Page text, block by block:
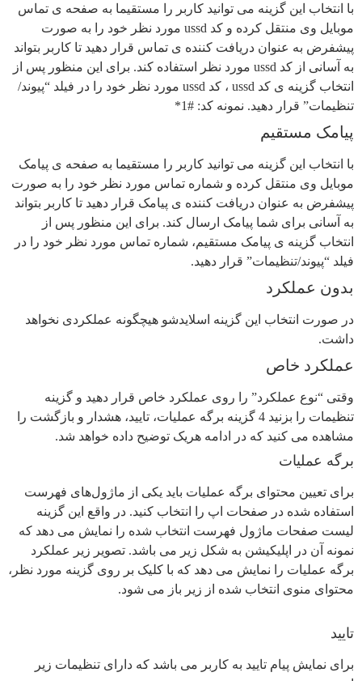
با انتخاب این گزینه می توانید کاربر را مستقیما به صفحه ی تماس
موبایل وی منتقل کرده و کد ussd مورد نظر خود را به صورت
پیشفرض به عنوان دریافت کننده ی تماس قرار دهید تا کاربر بتواند
به آسانی از کد ussd مورد نظر استفاده کند. برای این منظور پس از
انتخاب گزینه ی کد ussd ، کد ussd مورد نظر خود را در فیلد “پیوند/
تنظیمات” قرار دهید. نمونه کد: #1*
پیامک مستقیم
با انتخاب این گزینه می توانید کاربر را مستقیما به صفحه ی پیامک
موبایل وی منتقل کرده و شماره تماس مورد نظر خود را به صورت
پیشفرض به عنوان دریافت کننده ی پیامک قرار دهید تا کاربر بتواند
به آسانی برای شما پیامک ارسال کند. برای این منظور پس از
انتخاب گزینه ی پیامک مستقیم، شماره تماس مورد نظر خود را در
فیلد “پیوند/تنظیمات” قرار دهید.
بدون عملکرد
در صورت انتخاب این گزینه اسلایدشو هیچگونه عملکردی نخواهد
داشت.
عملکرد خاص
وقتی “نوع عملکرد” را روی عملکرد خاص قرار دهید و گزینه
تنظیمات را بزنید 4 گزینه برگه عملیات، تایید، هشدار و بازگشت را
مشاهده می کنید که در ادامه هریک توضیح داده خواهد شد.
برگه عملیات
برای تعیین محتوای برگه عملیات باید یکی از ماژول‌های فهرست
استفاده شده در صفحات اپ را انتخاب کنید. در واقع این گزینه
لیست صفحات ماژول فهرست انتخاب شده را نمایش می دهد که
نمونه آن در اپلیکیشن به شکل زیر می باشد. تصویر زیر عملکرد
برگه عملیات را نمایش می دهد که با کلیک بر روی گزینه مورد نظر،
محتوای منوی انتخاب شده از زیر باز می شود.
تایید
برای نمایش پیام تایید به کاربر می باشد که دارای تنظیمات زیر